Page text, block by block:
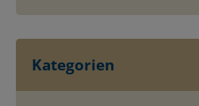
Kategorien